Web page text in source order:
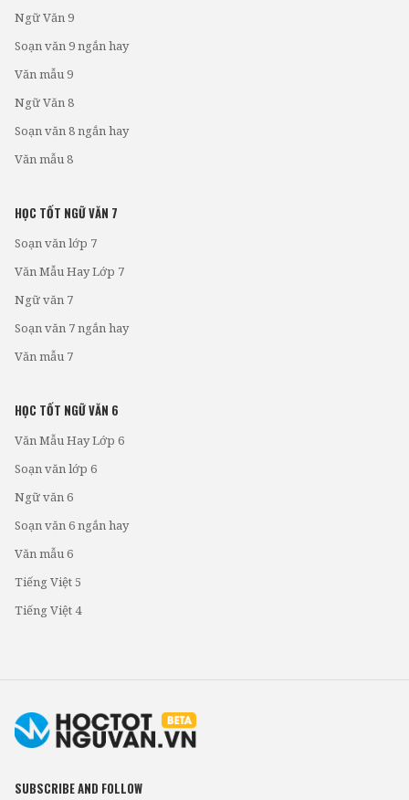
Ngữ Văn 9
Soạn văn 9 ngắn hay
Văn mẫu 9
Ngữ Văn 8
Soạn văn 8 ngắn hay
Văn mẫu 8
HỌC TỐT NGỮ VĂN 7
Soạn văn lớp 7
Văn Mẫu Hay Lớp 7
Ngữ văn 7
Soạn văn 7 ngắn hay
Văn mẫu 7
HỌC TỐT NGỮ VĂN 6
Văn Mẫu Hay Lớp 6
Soạn văn lớp 6
Ngữ văn 6
Soạn văn 6 ngắn hay
Văn mẫu 6
Tiếng Việt 5
Tiếng Việt 4
SUBSCRIBE AND FOLLOW